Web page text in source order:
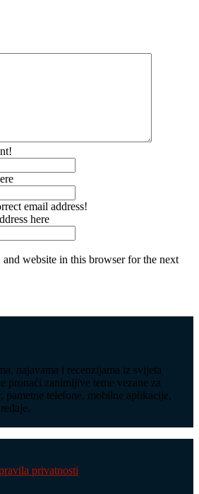
email address!
here
and website in this browser for the next
najavama i recenzijama iz svijeta
pronaći zanimljive teme vezane za
pametne telefone, mobilne aplikacije,
privatnosti